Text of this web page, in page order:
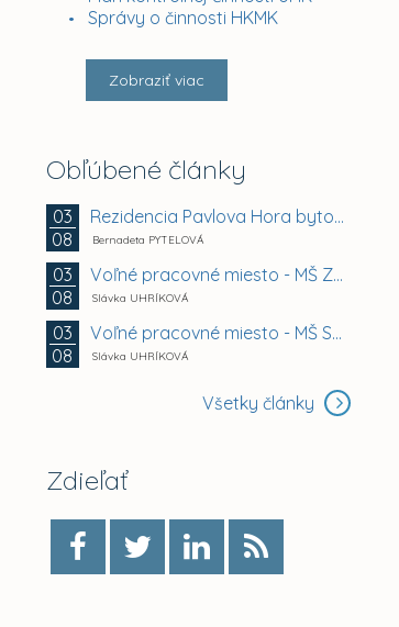
Správy o činnosti HKMK
Zobraziť viac
Obľúbené články
03
08
Rezidencia Pavlova Hora bytový dom A + B +...
Bernadeta PYTELOVÁ
03
08
Voľné pracovné miesto - MŠ Zuzkin park 2, Košice -...
Slávka UHRÍKOVÁ
03
08
Voľné pracovné miesto - MŠ Smetanova 11, Košice -...
Slávka UHRÍKOVÁ
Všetky články
Zdieľať